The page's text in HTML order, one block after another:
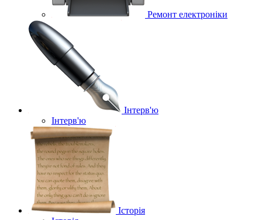
Ремонт електроніки
Інтерв'ю
Інтерв'ю
Історія